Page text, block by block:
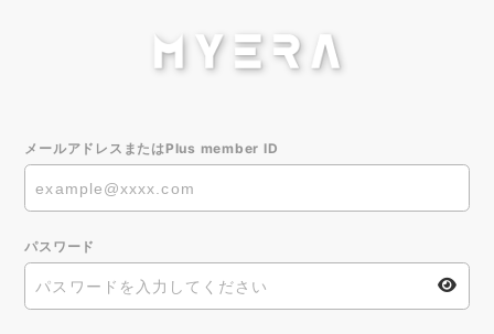
メールアドレスまたはPlus member ID
パスワード